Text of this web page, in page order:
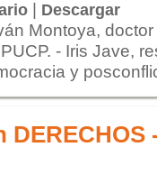
| Descargar
Montoya,
- Iris Jave,
y
DERECHOS